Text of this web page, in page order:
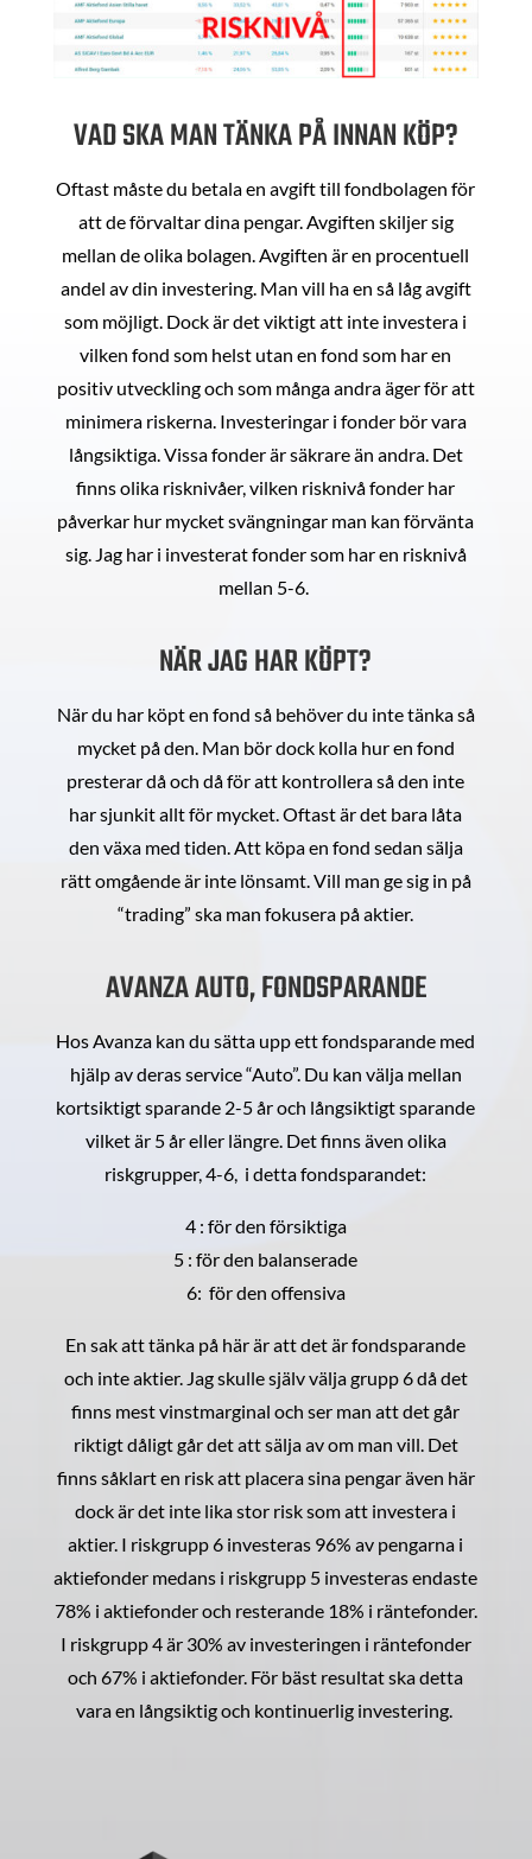
VAD SKA MAN TÄNKA PÅ INNAN KÖP?
Oftast måste du betala en avgift till fondbolagen för
att de förvaltar dina pengar. Avgiften skiljer sig
mellan de olika bolagen. Avgiften är en procentuell
andel av din investering. Man vill ha en så låg avgift
som möjligt. Dock är det viktigt att inte investera i
vilken fond som helst utan en fond som har en
positiv utveckling och som många andra äger för att
minimera riskerna. Investeringar i fonder bör vara
långsiktiga. Vissa fonder är säkrare än andra. Det
finns olika risknivåer, vilken risknivå fonder har
påverkar hur mycket svängningar man kan förvänta
sig. Jag har i investerat fonder som har en risknivå
mellan 5-6.
NÄR JAG HAR KÖPT?
När du har köpt en fond så behöver du inte tänka så
mycket på den. Man bör dock kolla hur en fond
presterar då och då för att kontrollera så den inte
har sjunkit allt för mycket. Oftast är det bara låta
den växa med tiden. Att köpa en fond sedan sälja
rätt omgående är inte lönsamt. Vill man ge sig in på
“trading” ska man fokusera på aktier.
AVANZA AUTO, FONDSPARANDE
Hos Avanza kan du sätta upp ett fondsparande med
hjälp av deras service “Auto”. Du kan välja mellan
kortsiktigt sparande 2-5 år och långsiktigt sparande
vilket är 5 år eller längre. Det finns även olika
riskgrupper, 4-6, i detta fondsparandet:
4 : för den försiktiga
5 : för den balanserade
6: för den offensiva
En sak att tänka på här är att det är fondsparande
och inte aktier. Jag skulle själv välja grupp 6 då det
finns mest vinstmarginal och ser man att det går
riktigt dåligt går det att sälja av om man vill. Det
finns såklart en risk att placera sina pengar även här
dock är det inte lika stor risk som att investera i
aktier. I riskgrupp 6 investeras 96% av pengarna i
aktiefonder medans i riskgrupp 5 investeras endaste
78% i aktiefonder och resterande 18% i räntefonder.
I riskgrupp 4 är 30% av investeringen i räntefonder
och 67% i aktiefonder. För bäst resultat ska detta
vara en långsiktig och kontinuerlig investering.